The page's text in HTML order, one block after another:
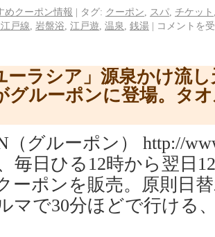
めクーポン情報 | タグ: クーポン スパ チケット
戸線 岩盤浴 江戸遊 温泉 銭湯 | コメントを
ーラシア」源泉かけ流
グルーポンに登場。タ
（グルーポン） http://
毎日ひる12時から翌日
ーポンを販売。原則日
マで30分ほどで行ける